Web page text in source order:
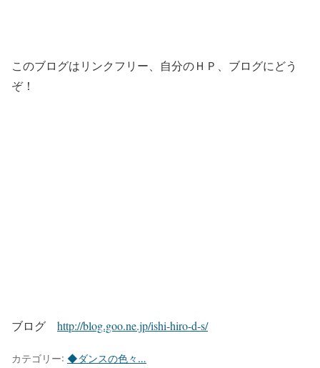
このブログはリンクフリー、自分のＨＰ、ブログにどう
ぞ！
ブログ http://blog.goo.ne.jp/ishi-hiro-d-s/
カテゴリー: ◆ダンスの色々…